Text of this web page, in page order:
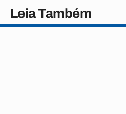
Leia Também